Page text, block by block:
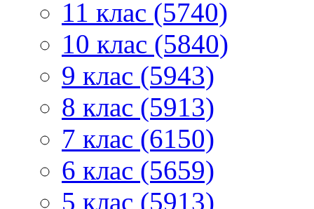
11 клас (5740)
10 клас (5840)
9 клас (5943)
8 клас (5913)
7 клас (6150)
6 клас (5659)
5 клас (5913)